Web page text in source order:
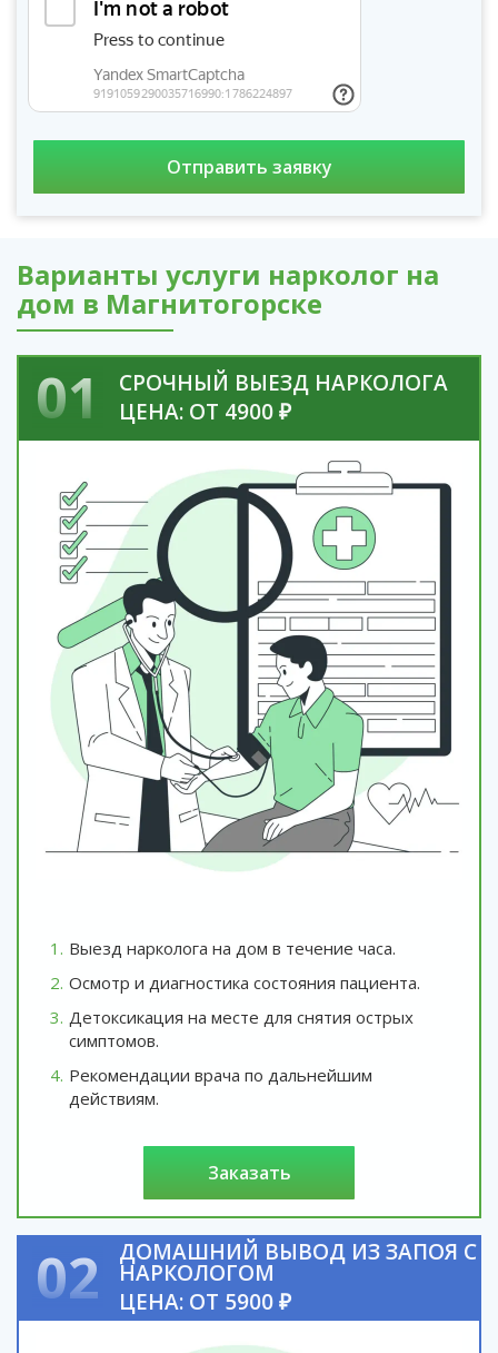
Варианты услуги нарколог на
дом в Магнитогорске
01
СРОЧНЫЙ ВЫЕЗД НАРКОЛОГА
ЦЕНА: ОТ 4900 ₽
Выезд нарколога на дом в течение часа.
Осмотр и диагностика состояния пациента.
Детоксикация на месте для снятия острых
симптомов.
Рекомендации врача по дальнейшим
действиям.
заказать
02 ДОМАШНИЙ ВЫВОД ИЗ ЗАПОЯ С
НАРКОЛОГОМ
ЦЕНА: ОТ 5900 ₽